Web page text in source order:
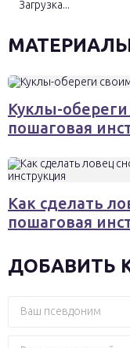
Загрузка...
Куклы-
пошаговая
Как сделать
пошаговая
ДОБАВИТЬ